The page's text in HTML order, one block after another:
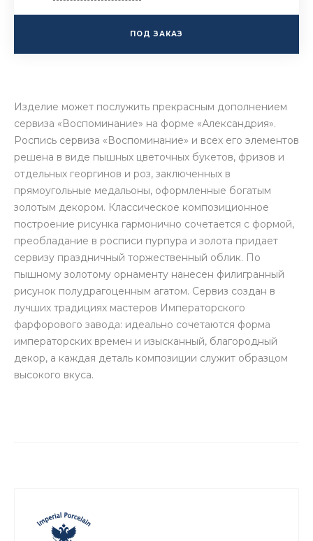
ПОД ЗАКАЗ
Изделие может послужить прекрасным дополнением
сервиза «Воспоминание» на форме «Александрия».
Роспись сервиза «Воспоминание» и всех его элементов
решена в виде пышных цветочных букетов, фризов и
отдельных георгинов и роз, заключенных в
прямоугольные медальоны, оформленные богатым
золотым декором. Классическое композиционное
построение рисунка гармонично сочетается с формой,
преобладание в росписи пурпура и золота придает
сервизу праздничный торжественный облик. По
пышному золотому орнаменту нанесен филигранный
рисунок полудрагоценным агатом. Сервиз создан в
лучших традициях мастеров Императорского
фарфорового завода: идеально сочетаются форма
императорских времен и изысканный, благородный
декор, а каждая деталь композиции служит образцом
высокого вкуса.